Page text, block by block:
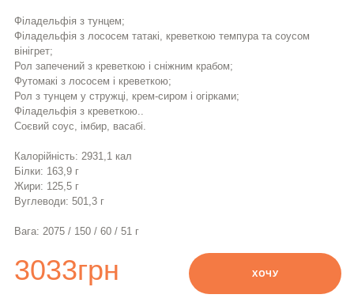
Філадельфія з тунцем;
Філадельфія з лососем татакі, креветкою темпура та соусом
вінігрет;
Рол запечений з креветкою і сніжним крабом;
Футомакі з лососем і креветкою;
Рол з тунцем у стружці, крем-сиром і огірками;
Філадельфія з креветкою..
Соєвий соус, імбир, васабі.
Калорійність: 2931,1 кал
Білки: 163,9 г
Жири: 125,5 г
Вуглеводи: 501,3 г
Вага: 2075 / 150 / 60 / 51 г
3033грн ХОЧУ